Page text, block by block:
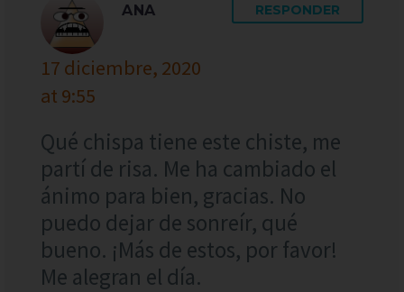
ANA
17 diciembre, 2020
at 9:55
RESPONDER
Qué chispa tiene este chiste, me
partí de risa. Me ha cambiado el
ánimo para bien, gracias. No
puedo dejar de sonreír, qué
bueno. ¡Más de estos, por favor!
Me alegran el día.